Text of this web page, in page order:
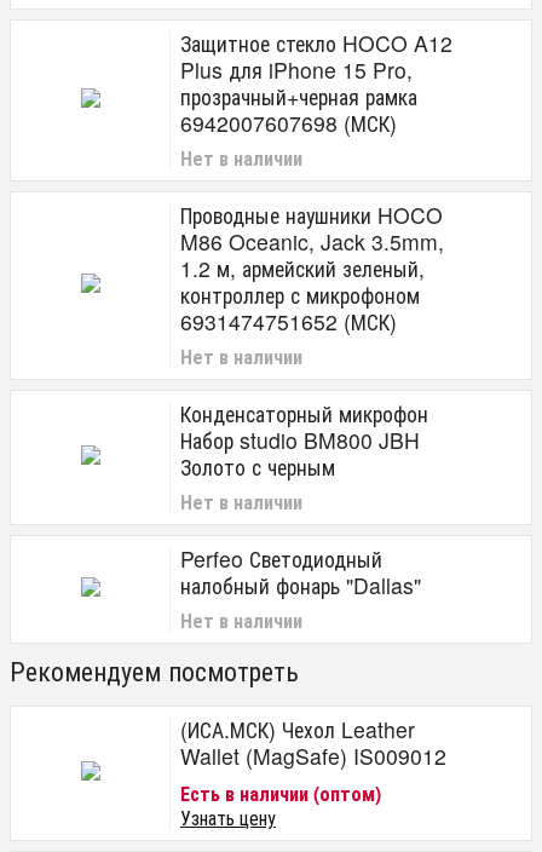
Защитное стекло HOCO A12
Plus для iPhone 15 Pro,
прозрачный+черная рамка
6942007607698 (МСК)
Нет в наличии
Проводные наушники HOCO
M86 Oceanic, Jack 3.5mm,
1.2 м, армейский зеленый,
контроллер с микрофоном
6931474751652 (МСК)
Нет в наличии
Конденсаторный микрофон
Набор studio BM800 JBH
Золото с черным
Нет в наличии
Perfeo Светодиодный
налобный фонарь "Dallas"
Нет в наличии
Рекомендуем посмотреть
(ИСА.МСК) Чехол Leather
Wallet (MagSafe) IS009012
Есть в наличии (оптом)
Узнать цену